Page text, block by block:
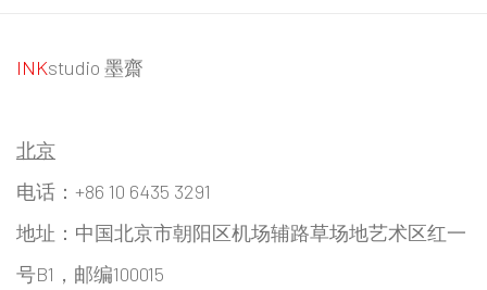
INKstudio 墨齋
北京
电话：+86 10 6435 3291
地址：中国北京市朝阳区机场辅路草场地艺术区红一
号B1，邮编100015